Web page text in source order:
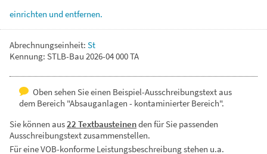
einrichten undentfernen.
Abrechnungseinheit: St
Kennung: STLB-Bau 2026-04 000 TA
Oben sehen Sie einen Beispiel-Ausschreibungstext aus
dem Bereich "Absauganlagen - kontaminierter Bereich".
Sie können aus22 Textbausteinenden für Sie passenden
Ausschreibungstext zusammenstellen.
Für eine VOB-konforme Leistungsbeschreibung stehen u.a.